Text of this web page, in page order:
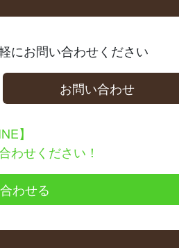
にお問い合わせください
お問い合わせ
】
わせください！
わせる